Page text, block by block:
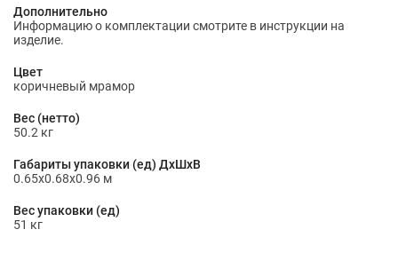
Дополнительно
Информацию о комплектации смотрите в инструкции на
изделие.
Цвет
коричневый мрамор
Вес (нетто)
50.2 кг
Габариты упаковки (ед) ДхШхВ
0.65x0.68x0.96 м
Вес упаковки (ед)
51 кг